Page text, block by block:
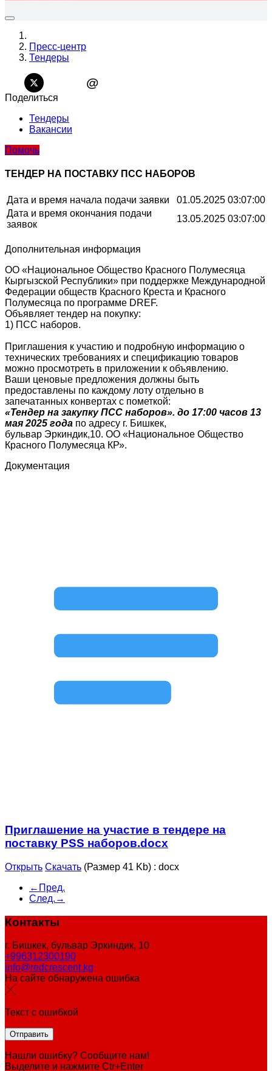
Пресс-центр
Тендеры
@
Поделиться
Тендеры
Вакансии
Помочь
ТЕНДЕР НА ПОСТАВКУ ПСС НАБОРОВ
Дата и время начала подачи заявки
01.05.2025 03:07:00
Дата и время окончания подачи
заявок
13.05.2025 03:07:00
Дополнительная информация
ОО «Национальное Общество Красного Полумесяца
Кыргызской Республики» при поддержке Международной
Федерации обществ Красного Креста и Красного
Полумесяца по программе DREF.
Объявляет тендер на покупку:
1) ПСС наборов.
Приглашения к участию и подробную информацию о
технических требованиях и спецификацию товаров
можно просмотреть в приложении к объявлению.
Ваши ценовые предложения должны быть
предоставлены по каждому лоту отдельно в
запечатанных конвертах с пометкой:
«Тендер на закупку ПСС наборов». до 17:00 часов 13
мая 2025 года по адресу г. Бишкек,
бульвар Эркиндик,10. ОО «Национальное Общество
Красного Полумесяца КР».
Документация
Приглашение на участие в тендере на
поставку PSS наборов.docx
Открыть Скачать (Размер 41 Kb) : docx
←Пред.
След.→
Контакты
г. Бишкек, бульвар Эркиндик, 10
+996312300190
info@redcrescent.kg
На сайте обнаружена ошибка
Текст с ошибкой
Нашли ошибку? Сообщите нам!
Выделите и нажмите Ctr+Enter